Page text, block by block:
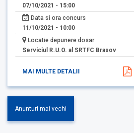
07/10/2021 - 15:00
Data si ora concurs
11/10/2021 - 10:00
Locatie depunere dosar
Serviciul R.U.O. al SRTFC Brasov
MAI MULTE DETALII
Anunturi mai vechi